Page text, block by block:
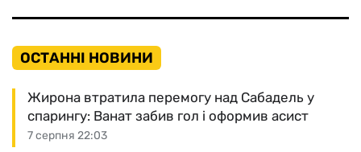
ОСТАННІ НОВИНИ
7 серпня 22:03
Жирона втратила перемогу над Сабадель у
спарингу: Ванат забив гол і оформив асист